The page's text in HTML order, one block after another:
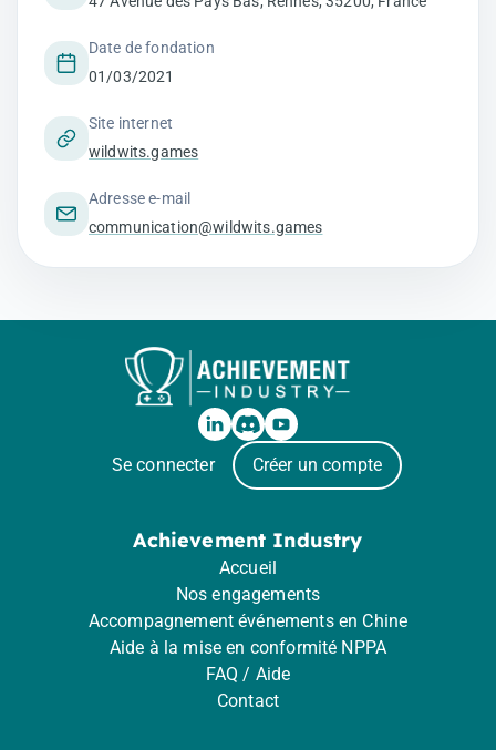
Date de fondation
01/03/2021
Site internet
wildwits.games
Adresse e-mail
communication@wildwits.games
Se connecter Créer un compte
Achievement Industry
Accueil
Nos engagements
Accompagnement événements en Chine
Aide à la mise en conformité NPPA
FAQ / Aide
Contact